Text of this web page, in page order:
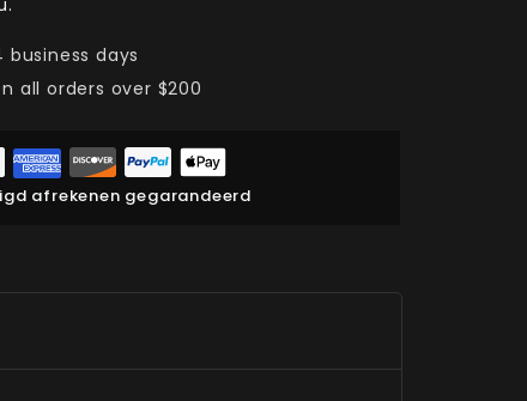
business days
all orders over $200
afrekenen gegarandeerd